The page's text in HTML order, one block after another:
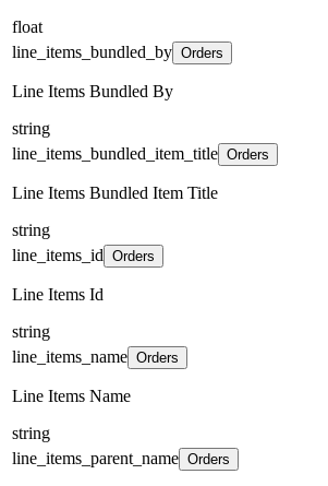
float
line_items_bundled_by Orders
Line Items Bundled By
string
line_items_bundled_item_title Orders
Line Items Bundled Item Title
string
line_items_id Orders
Line Items Id
string
line_items_name Orders
Line Items Name
string
line_items_parent_name Orders